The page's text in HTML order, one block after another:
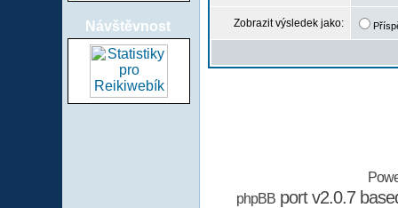
Návštěvnost Zobrazit výsledek jako:
phpBBport v2.0.7